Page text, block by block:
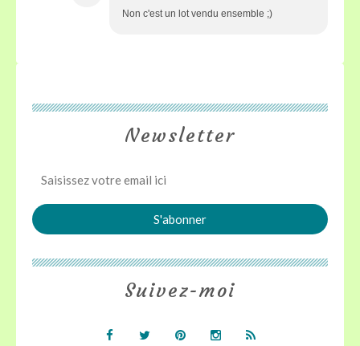
Non c'est un lot vendu ensemble ;)
Newsletter
Suivez-moi